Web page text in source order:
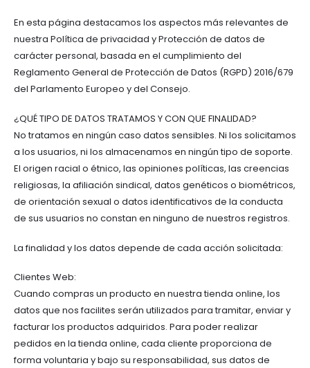
En esta página destacamos los aspectos más relevantes de
nuestra Política de privacidad y Protección de datos de
carácter personal, basada en el cumplimiento del
Reglamento General de Protección de Datos (RGPD) 2016/679
del Parlamento Europeo y del Consejo.
¿QUÉ TIPO DE DATOS TRATAMOS Y CON QUE FINALIDAD?
No tratamos en ningún caso datos sensibles. Ni los solicitamos
a los usuarios, ni los almacenamos en ningún tipo de soporte.
El origen racial o étnico, las opiniones políticas, las creencias
religiosas, la afiliación sindical, datos genéticos o biométricos,
de orientación sexual o datos identificativos de la conducta
de sus usuarios no constan en ninguno de nuestros registros.
La finalidad y los datos depende de cada acción solicitada:
Clientes Web:
Cuando compras un producto en nuestra tienda online, los
datos que nos facilites serán utilizados para tramitar, enviar y
facturar los productos adquiridos. Para poder realizar
pedidos en la tienda online, cada cliente proporciona de
forma voluntaria y bajo su responsabilidad, sus datos de